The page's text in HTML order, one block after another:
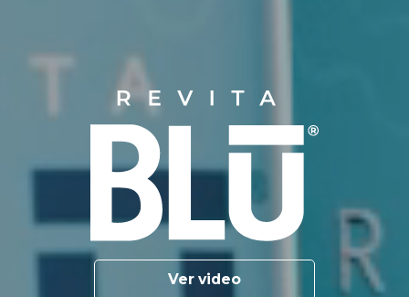
Ver video